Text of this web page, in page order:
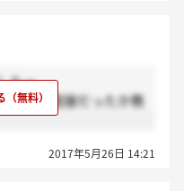
たー
形式の面接だったか教
2017年5月26日 14:21